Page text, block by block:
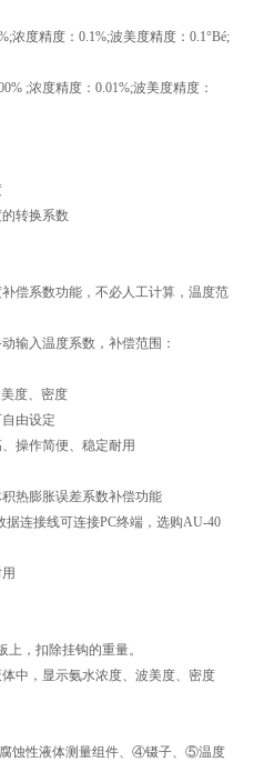
浓度精度：0.1%;波美度精度：0.1°Bé;
;浓度精度：0.01%;波美度精度：
转换系数
偿系数功能，不必人工计算，温度范
输入温度系数，补偿范围：
度、密度
由设定
操作简便、稳定耐用
热膨胀误差系数补偿功能
据连接线可连接PC终端，选购AU-40
，扣除挂钩的重量。
中，显示氨水浓度、波美度、密度
蚀性液体测量组件、④镊子、⑤温度